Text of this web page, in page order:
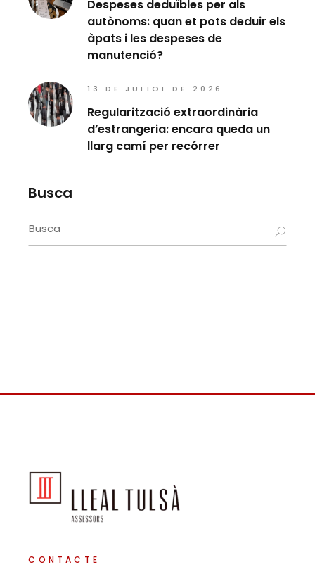
Despeses deduïbles per als
autònoms: quan et pots deduir els
àpats i les despeses de
manutenció?
13 DE JULIOL DE 2026
Regularització extraordinària
d’estrangeria: encara queda un
llarg camí per recórrer
Busca
Search
for:
CONTACTE